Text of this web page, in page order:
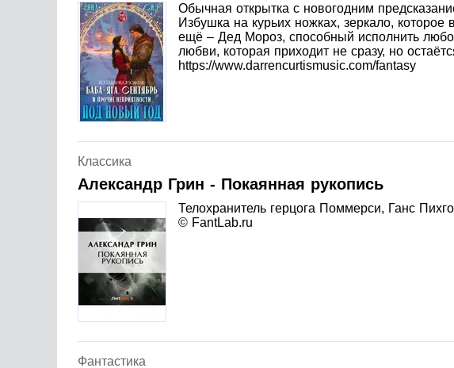
Обычная открытка с новогодним
Избушка на курьих ножках, зеркало,
ещё – Дед Мороз, способный исполнить
любви, которая приходит не сразу, но
https://www.darrencurtismusic.com/fantasy
Классика
Александр Грин - Покаянная рукопись
Телохранитель герцога Поммерси, Ганс
© FantLab.ru
Фантастика